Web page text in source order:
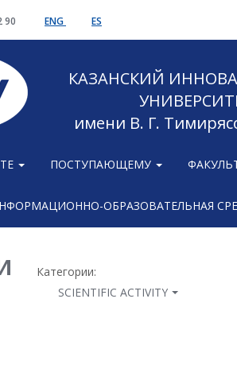
90 ENG ES
КАЗАНСКИЙ
имени В. Г.
ПОСТУПАЮЩЕМУ
ОБРАЗОВАТЕЛЬНАЯ
Категории:
SCIENTIFIC ACTIVITY